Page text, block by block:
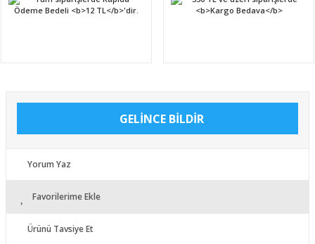
GELİNCE BİLDİR
Yorum Yaz
Favorilerime Ekle
Ürünü Tavsiye Et